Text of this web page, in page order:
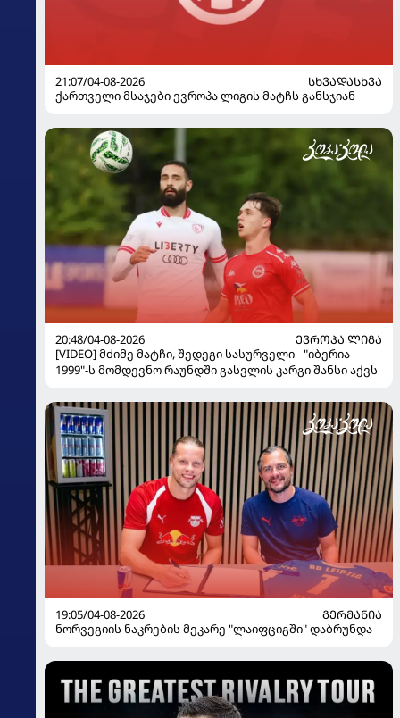
21:07/04-08-2026
ᲡᲮᲕᲐᲓᲐᲡᲮᲕᲐ
ქართველი მსაჯები ევროპა ლიგის მატჩს განსჯიან
20:48/04-08-2026
ᲔᲕᲠᲝᲞᲐ ᲚᲘᲒᲐ
[VIDEO] მძიმე მატჩი, შედეგი სასურველი - "იბერია
1999"-ს მომდევნო რაუნდში გასვლის კარგი შანსი აქვს
19:05/04-08-2026
ᲒᲔᲠᲛᲐᲜᲘᲐ
ნორვეგიის ნაკრების მეკარე "ლაიფციგში" დაბრუნდა